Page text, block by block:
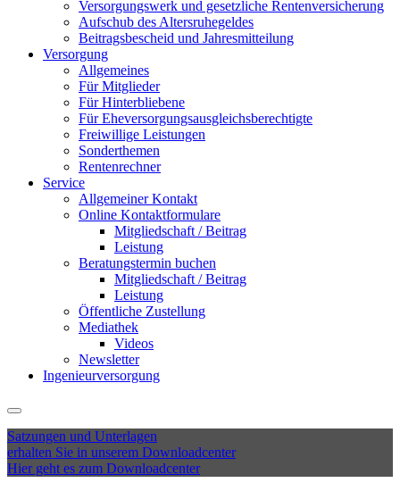
Versorgungswerk und gesetzliche Rentenversicherung
Aufschub des Altersruhegeldes
Beitragsbescheid und Jahresmitteilung
Versorgung
Allgemeines
Für Mitglieder
Für Hinterbliebene
Für Eheversorgungsausgleichsberechtigte
Freiwillige Leistungen
Sonderthemen
Rentenrechner
Service
Allgemeiner Kontakt
Online Kontaktformulare
Mitgliedschaft / Beitrag
Leistung
Beratungstermin buchen
Mitgliedschaft / Beitrag
Leistung
Öffentliche Zustellung
Mediathek
Videos
Newsletter
Ingenieurversorgung
Satzungen und Unterlagen
erhalten Sie in unserem Downloadcenter
Hier geht es zum Downloadcenter